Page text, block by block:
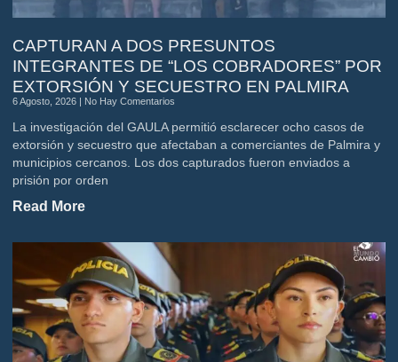
CAPTURAN A DOS PRESUNTOS
INTEGRANTES DE “LOS COBRADORES” POR
EXTORSIÓN Y SECUESTRO EN PALMIRA
6 Agosto, 2026 No Hay Comentarios
La investigación del GAULA permitió esclarecer ocho casos de
extorsión y secuestro que afectaban a comerciantes de Palmira y
municipios cercanos. Los dos capturados fueron enviados a
prisión por orden
Read More